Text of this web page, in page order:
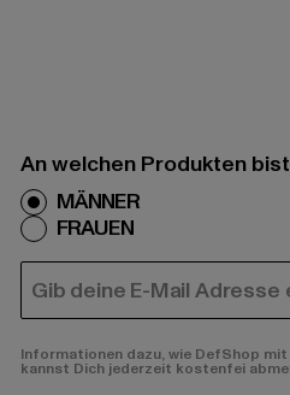
An welchen Produkten
MÄNNER
FRAUEN
E-MAIL
Informationen dazu, wie DefShop
kannst Dich jederzeit kostenfei